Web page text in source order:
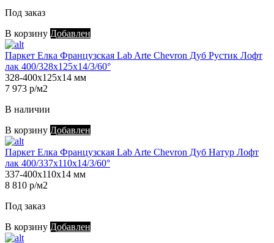
Под заказ
В корзину Добавлен
Паркет Елка Французская Lab Arte Chevron Дуб Рустик Лофт
лак 400/328х125х14/3/60°
328-400х125х14 мм
7 973 р/м2
В наличии
В корзину Добавлен
Паркет Елка Французская Lab Arte Chevron Дуб Натур Лофт
лак 400/337х110х14/3/60°
337-400х110х14 мм
8 810 р/м2
Под заказ
В корзину Добавлен